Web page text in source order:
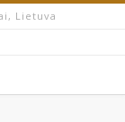
Lietuva